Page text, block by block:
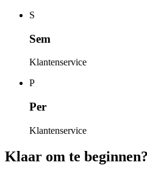
S
Sem
Klantenservice
P
Per
Klantenservice
Klaar om te beginnen?